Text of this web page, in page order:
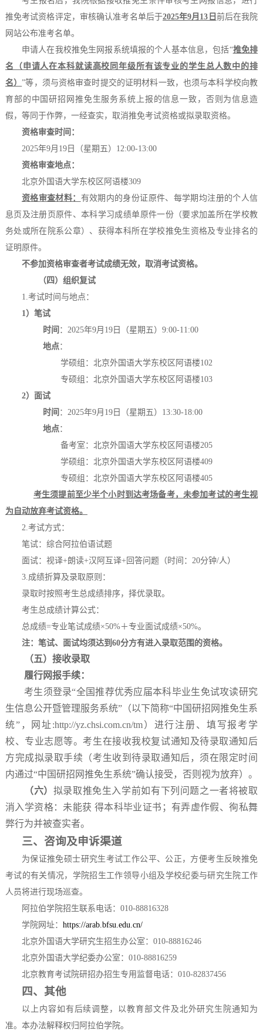
推免考试资格评定，审核确认准考名单后于2025年9月13日 前后在我院
网站公布准考名单。
申请人在我校推免生网报系统填报的个人基本信息，包括“推免排
名（申请人在本科就读高校同年级所有该专业的学生总人数中的排
名）”等，须与资格审查时提交的证明材料一致，也须与本科学校向教
育部的中国研招网推免生服务系统上报的信息一致，否则为信息造
假，等同于作弊，一经查实，取消推免考试资格或拟录取资格。
资格审查时间：
2025年9月19日（星期五） 12:00-13:00
资格审查地点：
北京外国语大学东校区阿语楼309
资格审查材料： 有效期内的身份证原件、每学期均注册的个人信
息页及注册页原件、本科学习成绩单原件一份（要求加盖所在学校教
务处或所在院系公章）、获得本科所在学校推免生资格及专业排名的
证明原件。
不参加资格审查者考试成绩无效，取消考试资格。
（四）组织复试
1. 考试时间与地点：
1）笔试
时间 ：2025年9月19日（星期五）9:00-11:00
地点：
学硕组：北京外国语大学东校区阿语楼102
专硕组：北京外国语大学东校区阿语楼103
2）面试
时间 ：2025年9月19日（星期五） 13:30-18:00
地点：
备考室：北京外国语大学东校区阿语楼205
学硕组：北京外国语大学东校区阿语楼409
专硕组：北京外国语大学东校区阿语楼405
考生须提前至少半个小时到达考场备考， 未参加考试的考生视
为自动放弃考试资格。
2. 考试方式：
笔试：综合阿拉伯语试题
面试：视译+朗读+汉阿互译+回答问题（时间：20分钟/人）
3. 成绩折算及录取原则：
录取时按照考生总成绩排序，择优录取。
考生总成绩计算公式：
总成绩=专业笔试成绩×50%＋专业面试成绩×50%。
注：笔试、面试均须达到60分方有进入录取范围的资格。
（五）接收录取
履行网报手续：
考生须登录“全国推荐优秀应届本科毕业生免试攻读研究
生信息公开暨管理服务系统”（以下简称“中国研招网推免生系
统”，网址:http://yz.chsi.com.cn/tm）进行注册、填写报考学
校、专业志愿等。考生在接收我校复试通知及待录取通知后
方完成拟录取手续（考生收到待录取通知后，须在限定时间
内通过“中国研招网推免生系统”确认接受，否则视为放弃）。
（六） 拟录取推免生入学前如有下列问题之一者将被取
消入学资格：未能获 得本科毕业证书；有弄虚作假、徇私舞
弊行为并被查实者。
三、 咨询及申诉渠道
为保证推免硕士研究生考试工作公平、公正，方便考生反映推免
考试的有关情况，学院招生工作领导小组及学校纪委与研究生院工作
人员将进行现场巡查。
阿拉伯学院招生联系电话：010-88816328
学院网址： https://arab.bfsu.edu.cn/
北京外国语大学研究生招生办公室：010-88816246
北京外国语大学纪委办公室：010-88816259
北京教育考试院研招办招生专用监督电话：010-82837456
四、其他
以上内容如有后续调整，以教育部文件及北外研究生院通知为
准。本办法解释权归阿拉伯学院。